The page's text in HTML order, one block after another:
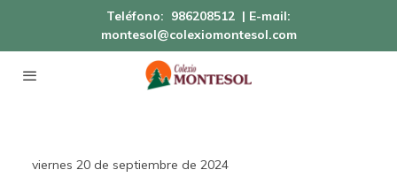
Teléfono: 986208512 | E-mail:
montesol@colexiomontesol.com
viernes 20 de septiembre de 2024